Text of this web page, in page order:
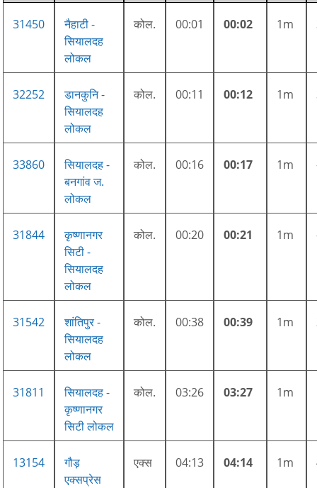
31450
नैहाटी -
सियालदह
लोकल
कोल. 00:01 00:02 1m
32252
डानकुनि -
सियालदह
लोकल
कोल. 00:11 00:12 1m
33860
सियालदह -
बनगांव ज.
लोकल
कोल. 00:16 00:17 1m
31844
कृष्णानगर
सिटी -
सियालदह
लोकल
कोल. 00:20 00:21 1m
31542
शांतिपुर -
सियालदह
लोकल
कोल. 00:38 00:39 1m
31811
सियालदह -
कृष्णानगर
सिटी लोकल
कोल. 03:26 03:27 1m
13154
गौड़
एक्सप्रेस
एक्स 04:13 04:14 1m